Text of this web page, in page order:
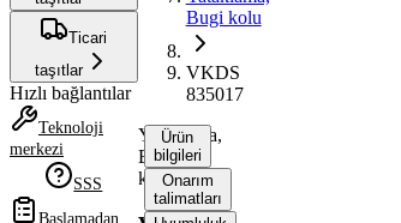
Ticari
taşıtlar
Hızlı bağlantılar
Teknoloji
merkezi
SSS
Başlamadan
Bugi kolu
VKDS
835017
Yataklama,
Bugi
kolu
Ürün
bilgileri
Onarım
talimatları